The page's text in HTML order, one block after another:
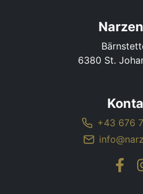
6380 St.
+43 676